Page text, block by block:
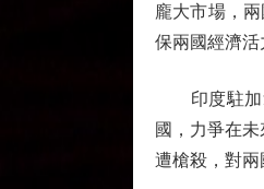
龐大市場，
保兩國經濟活
印度駐加拿
國，力爭在
遭槍殺，對兩